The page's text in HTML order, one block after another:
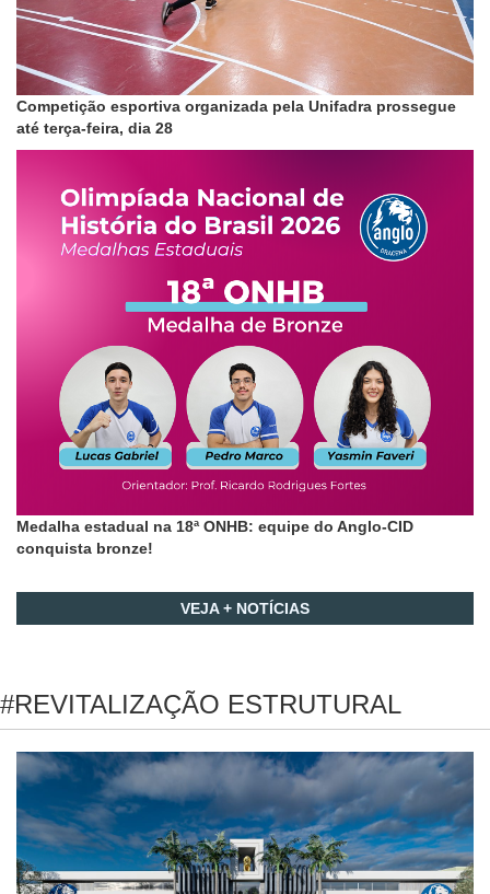
Competição esportiva organizada pela Unifadra prossegue
até terça-feira, dia 28
Medalha estadual na 18ª ONHB: equipe do Anglo-CID
conquista bronze!
VEJA + NOTÍCIAS
#REVITALIZAÇÃO ESTRUTURAL